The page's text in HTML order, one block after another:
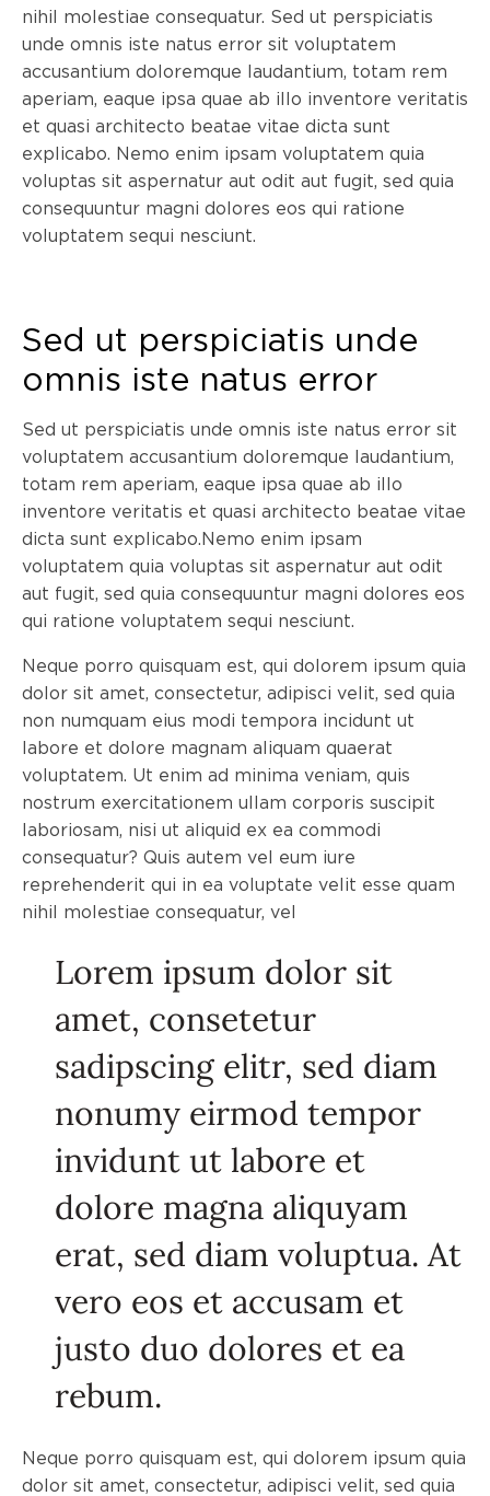
nihil molestiae consequatur. Sed ut perspiciatis
unde omnis iste natus error sit voluptatem
accusantium doloremque laudantium, totam rem
aperiam, eaque ipsa quae ab illo inventore veritatis
et quasi architecto beatae vitae dicta sunt
explicabo. Nemo enim ipsam voluptatem quia
voluptas sit aspernatur aut odit aut fugit, sed quia
consequuntur magni dolores eos qui ratione
voluptatem sequi nesciunt.
Sed ut perspiciatis unde
omnis iste natus error
Sed ut perspiciatis unde omnis iste natus error sit
voluptatem accusantium doloremque laudantium,
totam rem aperiam, eaque ipsa quae ab illo
inventore veritatis et quasi architecto beatae vitae
dicta sunt explicabo.Nemo enim ipsam
voluptatem quia voluptas sit aspernatur aut odit
aut fugit, sed quia consequuntur magni dolores eos
qui ratione voluptatem sequi nesciunt.
Neque porro quisquam est, qui dolorem ipsum quia
dolor sit amet, consectetur, adipisci velit, sed quia
non numquam eius modi tempora incidunt ut
labore et dolore magnam aliquam quaerat
voluptatem. Ut enim ad minima veniam, quis
nostrum exercitationem ullam corporis suscipit
laboriosam, nisi ut aliquid ex ea commodi
consequatur? Quis autem vel eum iure
reprehenderit qui in ea voluptate velit esse quam
nihil molestiae consequatur, vel
Lorem ipsum dolor sit
amet, consetetur
sadipscing elitr, sed diam
nonumy eirmod tempor
invidunt ut labore et
dolore magna aliquyam
erat, sed diam voluptua. At
vero eos et accusam et
justo duo dolores et ea
rebum.
Neque porro quisquam est, qui dolorem ipsum quia
dolor sit amet, consectetur, adipisci velit, sed quia